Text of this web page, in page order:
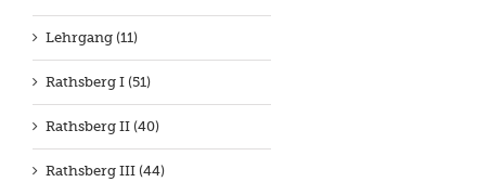
Lehrgang (11)
Rathsberg I (51)
Rathsberg II (40)
Rathsberg III (44)